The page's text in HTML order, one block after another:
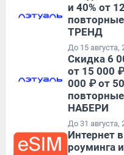
и 40% от
ТРЕНД
До 15 августа,
Скидка 6
от 15 000
000 ₽ от
НАБЕРИ
До 31 августа,
Интернет
роуминга